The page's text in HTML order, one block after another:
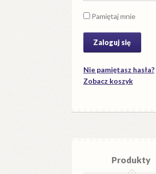
Pamiętaj mnie
Nie pamiętasz hasła?
Zobacz koszyk
Produkty